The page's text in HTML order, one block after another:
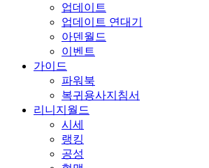
업데이트
업데이트 연대기
아덴월드
이벤트
가이드
파워북
복귀용사지침서
리니지월드
시세
랭킹
공성